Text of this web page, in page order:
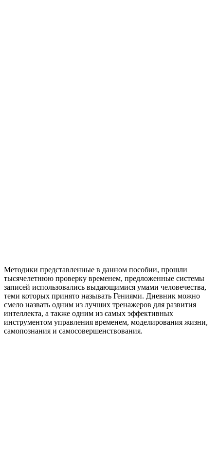
Методики представленные в данном пособии, прошли
тысячелетнюю проверку временем, предложенные системы
записей использовались выдающимися умами человечества,
теми которых принято называть Гениями. Дневник можно
смело назвать одним из лучших тренажеров для развития
интеллекта, а также одним из самых эффективных
инструментом управления временем, моделирования жизни,
самопознания и самосовершенствования.